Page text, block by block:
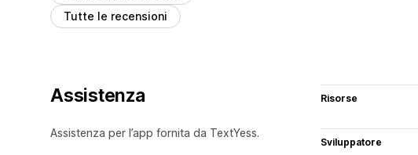
Tutte le recensioni
Assistenza
Assistenza per l’app fornita da TextYess.
Risorse
Sviluppatore